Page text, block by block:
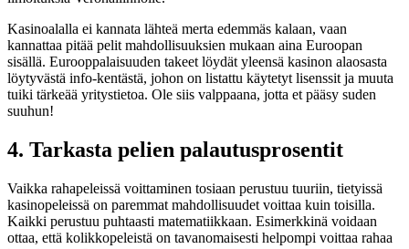
Kasinoalalla ei kannata lähteä merta edemmäs kalaan, vaan
kannattaa pitää pelit mahdollisuuksien mukaan aina Euroopan
sisällä. Eurooppalaisuuden takeet löydät yleensä kasinon alaosasta
löytyvästä info-kentästä, johon on listattu käytetyt lisenssit ja muuta
tuiki tärkeää yritystietoa. Ole siis valppaana, jotta et pääsy suden
suuhun!
4. Tarkasta pelien palautusprosentit
Vaikka rahapeleissä voittaminen tosiaan perustuu tuuriin, tietyissä
kasinopeleissä on paremmat mahdollisuudet voittaa kuin toisilla.
Kaikki perustuu puhtaasti matematiikkaan. Esimerkkinä voidaan
ottaa, että kolikkopeleistä on tavanomaisesti helpompi voittaa rahaa